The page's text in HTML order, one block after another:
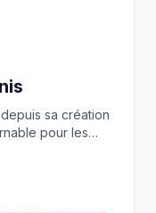
sa création
pour les
à succès
qui